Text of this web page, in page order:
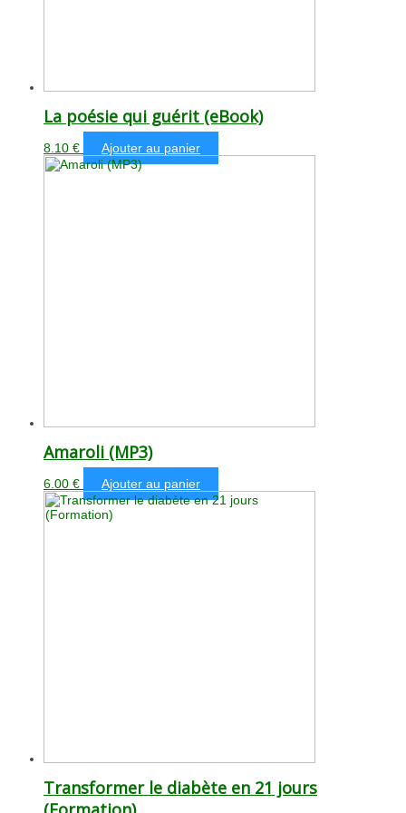
La poésie qui guérit (eBook)
8.10 € Ajouter au panier
Amaroli (MP3)
6.00 € Ajouter au panier
Transformer le diabète en 21 jours